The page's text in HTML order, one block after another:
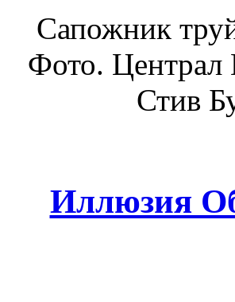
Сапожник
Фото. Централ
Стив
Иллюзия